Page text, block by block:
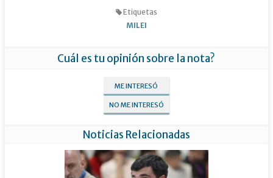
Etiquetas
MILEI
Cuál es tu opinión sobre la nota?
ME INTERESÓ
NO ME INTERESÓ
Noticias Relacionadas